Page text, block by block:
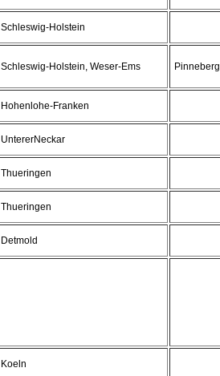
Schleswig-Holstein
Schleswig-Holstein, Weser-Ems Pinneberg
Hohenlohe-Franken
UntererNeckar
Thueringen
Thueringen
Detmold
Koeln